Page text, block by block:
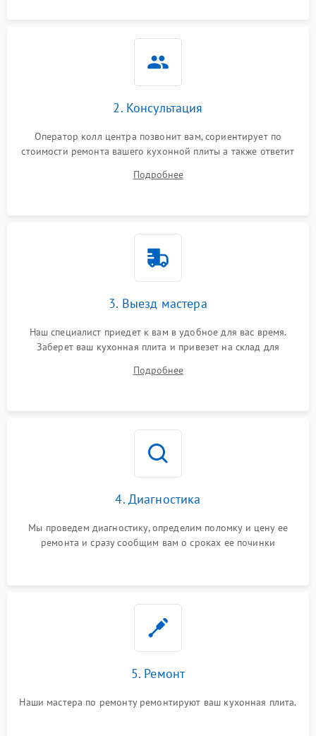
2. Консультация
Оператор колл центра позвонит вам, сориентирует по
стоимости ремонта вашего кухонной плиты а также ответит
Подробнее
3. Выезд мастера
Наш специалист приедет к вам в удобное для вас время.
Заберет ваш кухонная плита и привезет на склад для
Подробнее
4. Диагностика
Мы проведем диагностику, определим поломку и цену ее
ремонта и сразу сообщим вам о сроках ее починки
5. Ремонт
Наши мастера по ремонту ремонтируют ваш кухонная плита.